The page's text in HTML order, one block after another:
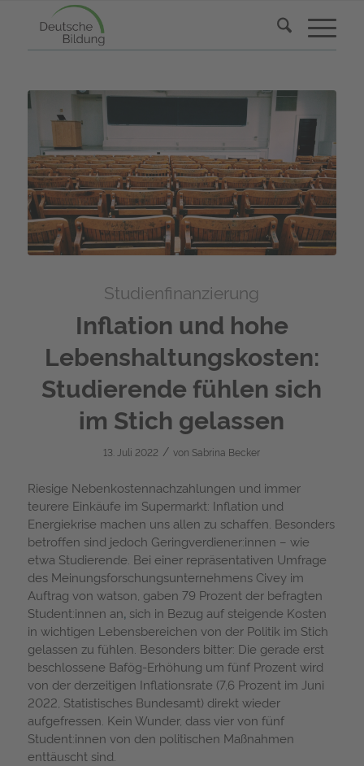
Studienfinanzierung
Inflation und hohe
Lebenshaltungskosten:
Studierende fühlen sich
im Stich gelassen
13. Juli 2022 / von Sabrina Becker
Riesige Nebenkostennachzahlungen und immer
teurere Einkäufe im Supermarkt: Inflation und
Energiekrise machen uns allen zu schaffen. Besonders
betroffen sind jedoch Geringverdiener:innen – wie
etwa Studierende. Bei einer repräsentativen Umfrage
des Meinungsforschungsunternehmens Civey im
Auftrag von watson, gaben 79 Prozent der befragten
Student:innen an, sich in Bezug auf steigende Kosten
in wichtigen Lebensbereichen von der Politik im Stich
gelassen zu fühlen. Besonders bitter: Die gerade erst
beschlossene Bafög-Erhöhung um fünf Prozent wird
von der derzeitigen Inflationsrate (7,6 Prozent im Juni
2022, Statistisches Bundesamt) direkt wieder
aufgefressen. Kein Wunder, dass vier von fünf
Student:innen von den politischen Maßnahmen
enttäuscht sind.